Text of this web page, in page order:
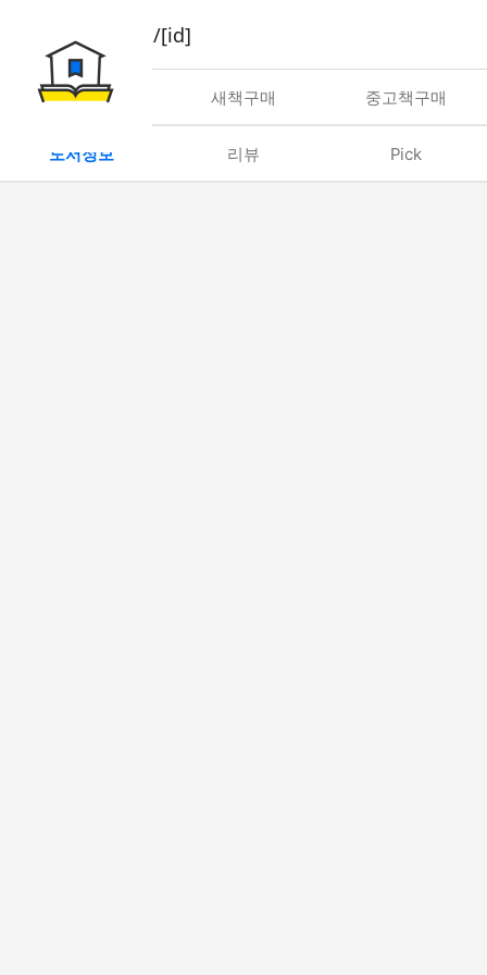
book/rent/[id]
대여 새책구매 중고책구매
도서정보 리뷰 Pick